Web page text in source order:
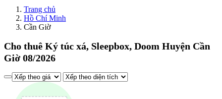
Trang chủ
Hồ Chí Minh
Cần Giờ
Cho thuê Ký túc xá, Sleepbox, Doom Huyện Cần
Giờ 08/2026